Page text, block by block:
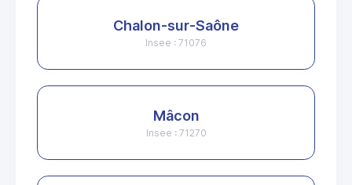
Chalon-sur-Saône
Insee : 71076
Mâcon
Insee : 71270